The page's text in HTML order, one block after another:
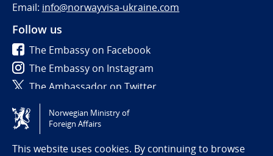
Email: info@norwayvisa-ukraine.com
Follow us
The Embassy on Facebook
The Embassy on Instagram
The Ambassador on Twitter
Tilgjengelighetserklæring / Accessibility statement
(NO)
Norwegian Ministry of
Foreign Affairs
This website uses cookies. By continuing to browse